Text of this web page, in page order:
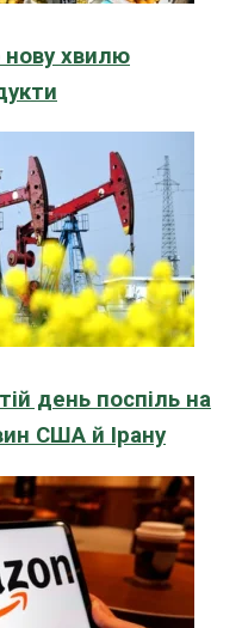
хвилю
день поспіль на
США й Ірану